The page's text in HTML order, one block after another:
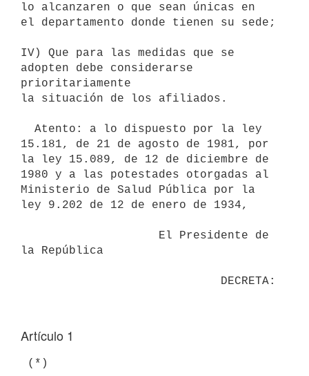
lo alcanzaren o que sean únicas en
el departamento donde tienen su sede;
IV) Que para las medidas que se
adopten debe considerarse
prioritariamente
la situación de los afiliados.
15.181, de 21 de agosto de 1981, por
la ley 15.089, de 12 de diciembre de
1980 y a las potestades otorgadas al
Ministerio de Salud Pública por la
ley 9.202 de 12 de enero de 1934,
la República
Artículo 1